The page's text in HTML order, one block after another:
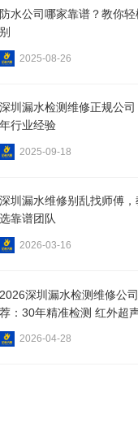
防水公司哪家靠谱？教你轻
别
2025-08-26
深圳漏水检测维修正规公司
年行业经验
2025-09-18
深圳漏水维修别乱找师傅，
选靠谱团队
2026-03-16
2026深圳漏水检测维修公
荐：30年精准检测 红外超声
查漏
2026-04-28